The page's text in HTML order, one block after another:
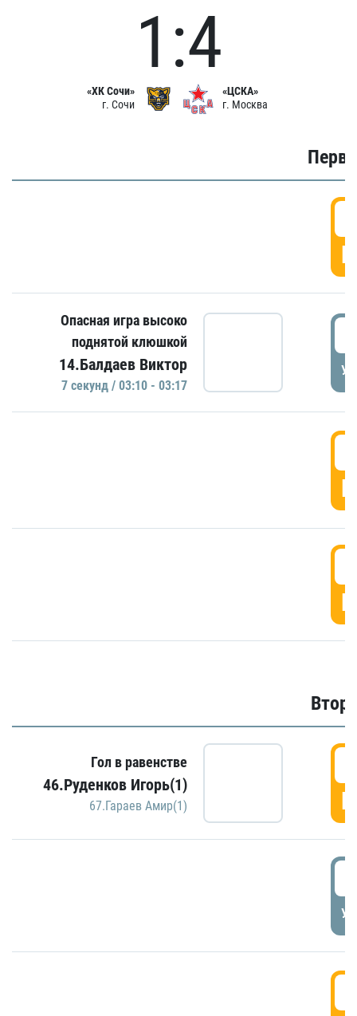
«ХК Сочи»
г. Сочи
1:4
«ЦСКА»
г. Москва
Опасная игра высоко
поднятой клюшкой
14.Балдаев Виктор
7 секунд / 03:10 - 03:17
Гол в равенстве
46.Руденков Игорь(1)
67.Гараев Амир(1)